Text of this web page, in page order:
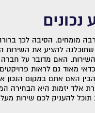
מומחים. הסיבה לכך
להציע את השירות
האם מדובר על חברה
מאוד גם לראות
האם אתם במקום הנכון
אלד יזמות היא הבחירה
תוכל להעניק לכם שירות